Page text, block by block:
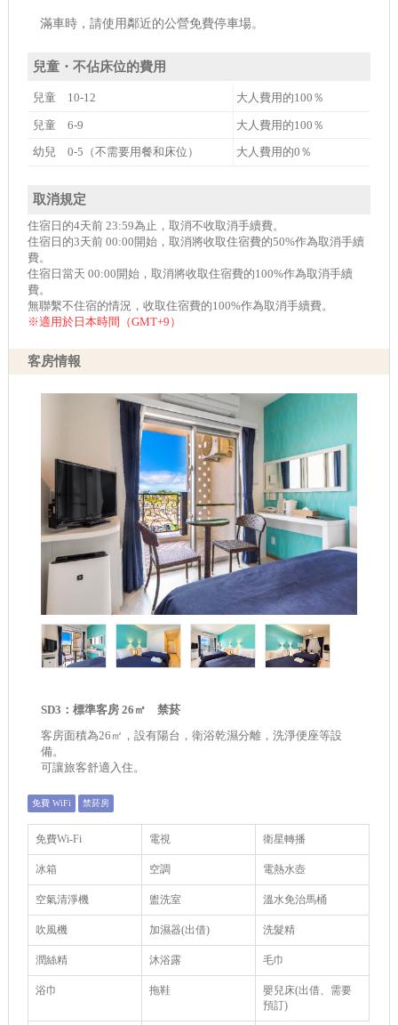
滿車時，請使用鄰近的公營免費停車場。
兒童・不佔床位的費用
兒童 10-12 大人費用的100％
兒童 6-9 大人費用的100％
幼兒 0-5（不需要用餐和床位） 大人費用的0％
取消規定
住宿日的4天前 23:59為止，取消不收取消手續費。
住宿日的3天前 00:00開始，取消將收取住宿費的50%作為取消手續
費。
住宿日當天 00:00開始，取消將收取住宿費的100%作為取消手續
費。
無聯繫不住宿的情況，收取住宿費的100%作為取消手續費。
※適用於日本時間（GMT+9）
客房情報
SD3：標準客房 26㎡ 禁菸
客房面積為26㎡，設有陽台，衛浴乾濕分離，洗淨便座等設
備。
可讓旅客舒適入住。
免費 WiFi 禁菸房
免費Wi-Fi 電視 衛星轉播
冰箱 空調 電熱水壺
空氣清淨機 盥洗室 溫水免治馬桶
吹風機 加濕器(出借) 洗髮精
潤絲精 沐浴露 毛巾
浴巾 拖鞋
嬰兒床(出借、需要
預訂)